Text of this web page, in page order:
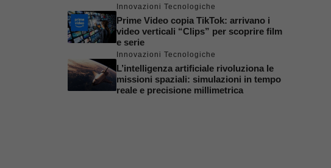
Innovazioni Tecnologiche
Prime Video copia TikTok: arrivano i
video verticali “Clips” per scoprire film
e serie
Innovazioni Tecnologiche
L’intelligenza artificiale rivoluziona le
missioni spaziali: simulazioni in tempo
reale e precisione millimetrica